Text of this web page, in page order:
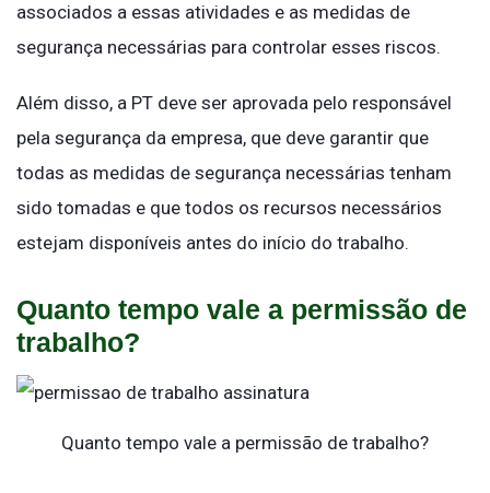
associados a essas atividades e as medidas de
segurança necessárias para controlar esses riscos.
Além disso, a PT deve ser aprovada pelo responsável
pela segurança da empresa, que deve garantir que
todas as medidas de segurança necessárias tenham
sido tomadas e que todos os recursos necessários
estejam disponíveis antes do início do trabalho.
Quanto tempo vale a permissão de
trabalho?
Quanto tempo vale a permissão de trabalho?